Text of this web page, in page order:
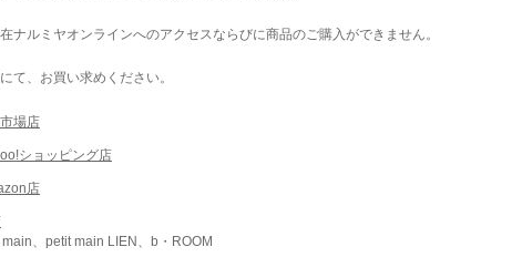
ナルミヤオンラインへのアクセスならびに商品のご購入ができません。
て、お買い求めください。
場店
ショッピング店
店
、petit main LIEN、b・ROOM